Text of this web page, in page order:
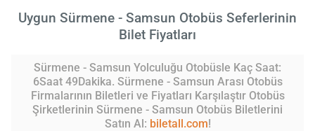
Uygun Sürmene - Samsun Otobüs Seferlerinin
Bilet Fiyatları
Sürmene - Samsun Yolculuğu Otobüsle Kaç Saat:
6Saat 49Dakika. Sürmene - Samsun Arası Otobüs
Firmalarının Biletleri ve Fiyatları Karşılaştır Otobüs
Şirketlerinin Sürmene - Samsun Otobüs Biletlerini
Satın Al: biletall.com!